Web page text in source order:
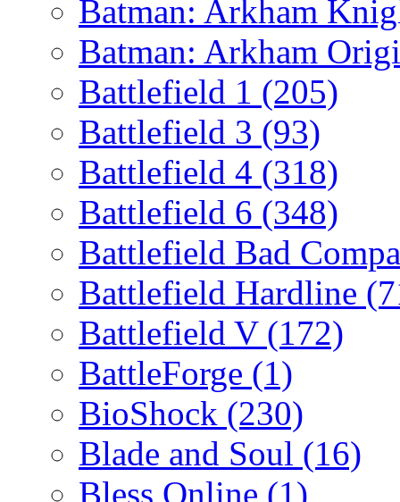
Batman: Arkham
Batman: Arkham
Battlefield 1 (205)
Battlefield 3 (93)
Battlefield 4 (318)
Battlefield 6 (348)
Battlefield Bad
Battlefield Hardline
Battlefield V (172)
BattleForge (1)
BioShock (230)
Blade and Soul (16)
Bless Online (1)